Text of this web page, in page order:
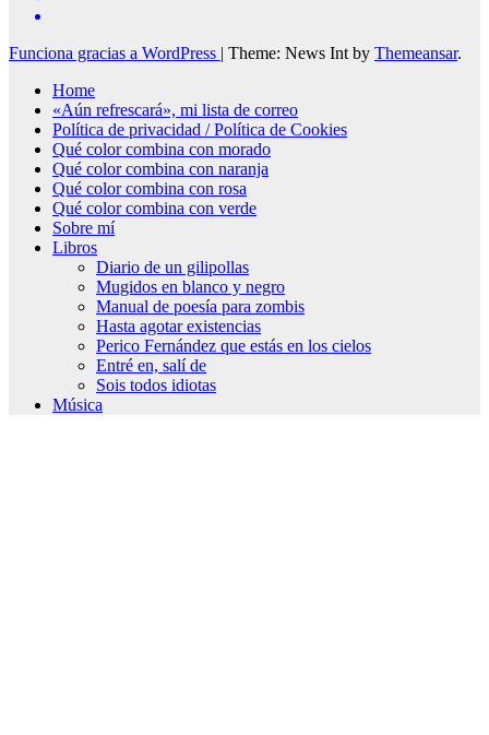
Funciona gracias a WordPress | Theme: News Int by Themeansar.
Home
«Aún refrescará», mi lista de correo
Política de privacidad / Política de Cookies
Qué color combina con morado
Qué color combina con naranja
Qué color combina con rosa
Qué color combina con verde
Sobre mí
Libros
Diario de un gilipollas
Mugidos en blanco y negro
Manual de poesía para zombis
Hasta agotar existencias
Perico Fernández que estás en los cielos
Entré en, salí de
Sois todos idiotas
Música